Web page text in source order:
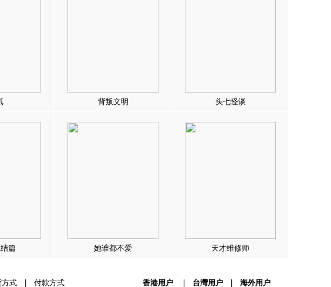
背叛文明 头七怪谈
篇 她谁都不爱 天才维修师
方式| 付款方式 香港用户| 台灣用户| 海外用户